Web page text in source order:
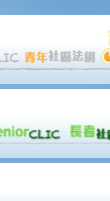
但后来丈夫离开了我，不
干犯重婚罪吗？
我可否藉此理由离婚？
友同居，并不打算结婚。
父亲很富有，他不大相信
。甚么是婚姻协议书？
？